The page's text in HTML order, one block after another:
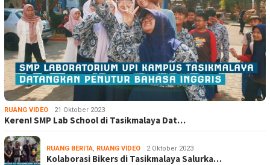
RUANG VIDEO 21 Oktober 2023
Keren! SMP Lab School di Tasikmalaya Dat…
RUANG BERITA, RUANG VIDEO 2 Oktober 2023
Kolaborasi Bikers di Tasikmalaya Salurka…